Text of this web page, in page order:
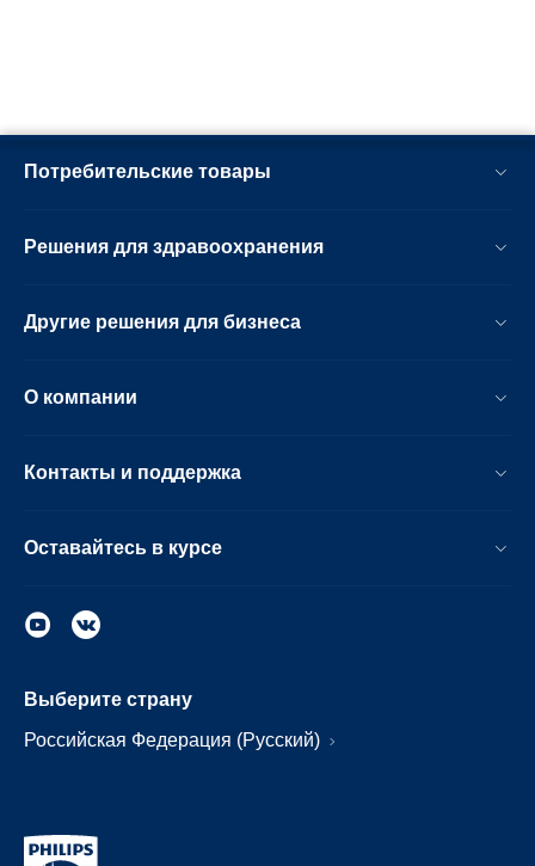
Потребительские товары
Решения для здравоохранения
Другие решения для бизнеса
О компании
Контакты и поддержка
Оставайтесь в курсе
Выберите страну
Российская Федерация (Русский)